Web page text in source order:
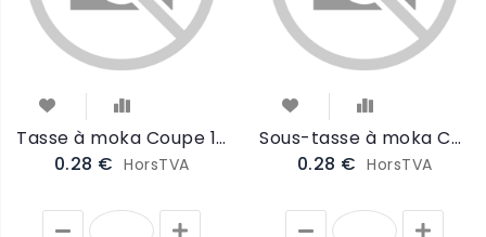
Tasse à moka Coupe 10cl (COTAMO)
0.28 € HorsTVA
Sous-tasse à moka Coupe 11cm (COSTAMO)
0.28 € HorsTVA